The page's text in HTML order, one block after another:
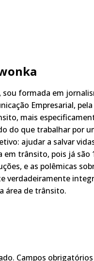
sou formada em
Empresarial,
mais
do que trabalhar por
ajudar a salvar
em trânsito, pois já
e as polêmicas
verdadeiramente
área de trânsito.
Campos